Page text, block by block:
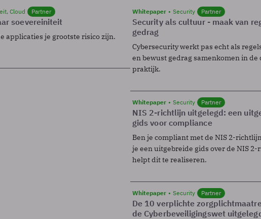
Cloud Partner
soevereiniteit
applicaties je grootste risico zijn.
Whitepaper Security Partner
Security als cultuur - maak van
gedrag
Cybersecurity werkt pas echt als
en bewust gedrag samenkomen in de
praktijk.
Whitepaper Security Partner
NIS 2-richtlijn uitgelegd: een
gids voor compliance
Ben je compliant met de NIS 2-
je een uitgebreide gids over de NIS
helpt dit te realiseren.
Whitepaper Security Partner
De 10 verplichte
de Cyberbeveiligingswet